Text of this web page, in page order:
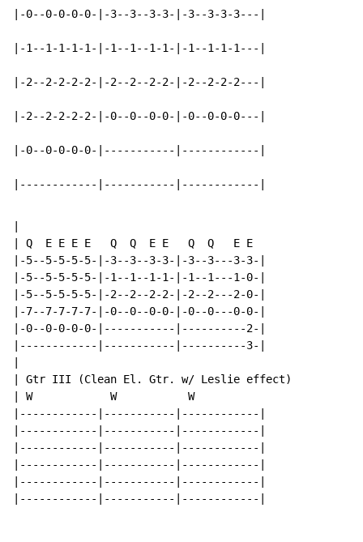
|-0--0-0-0-0-|-3--3--3-3-|-3--3-3-3---|
|-1--1-1-1-1-|-1--1--1-1-|-1--1-1-1---|
|-2--2-2-2-2-|-2--2--2-2-|-2--2-2-2---|
|-2--2-2-2-2-|-0--0--0-0-|-0--0-0-0---|
|-0--0-0-0-0-|-----------|------------|
|------------|-----------|------------|
| Q  E E E E   Q  Q  E E   Q  Q   E E
|-5--5-5-5-5-|-3--3--3-3-|-3--3---3-3-|
|-5--5-5-5-5-|-1--1--1-1-|-1--1---1-0-|
|-5--5-5-5-5-|-2--2--2-2-|-2--2---2-0-|
|-7--7-7-7-7-|-0--0--0-0-|-0--0---0-0-|
|-0--0-0-0-0-|-----------|----------2-|
|------------|-----------|----------3-|
| Gtr III (Clean El. Gtr. w/ Leslie effect)
| W            W           W
|------------|-----------|------------|
|------------|-----------|------------|
|------------|-----------|------------|
|------------|-----------|------------|
|------------|-----------|------------|
|------------|-----------|------------|